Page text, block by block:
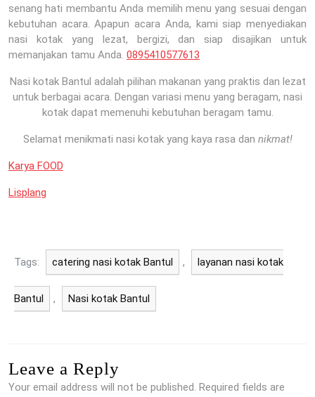
senang hati membantu Anda memilih menu yang sesuai dengan
kebutuhan acara. Apapun acara Anda, kami siap menyediakan
nasi kotak yang lezat, bergizi, dan siap disajikan untuk
memanjakan tamu Anda. 0895410577613
Nasi kotak Bantul adalah pilihan makanan yang praktis dan lezat
untuk berbagai acara. Dengan variasi menu yang beragam, nasi
kotak dapat memenuhi kebutuhan beragam tamu.
Selamat menikmati nasi kotak yang kaya rasa dan nikmat!
Karya FOOD
Lisplang
Tags: catering nasi kotak Bantul , layanan nasi kotak
Bantul , Nasi kotak Bantul
Leave a Reply
Your email address will not be published. Required fields are